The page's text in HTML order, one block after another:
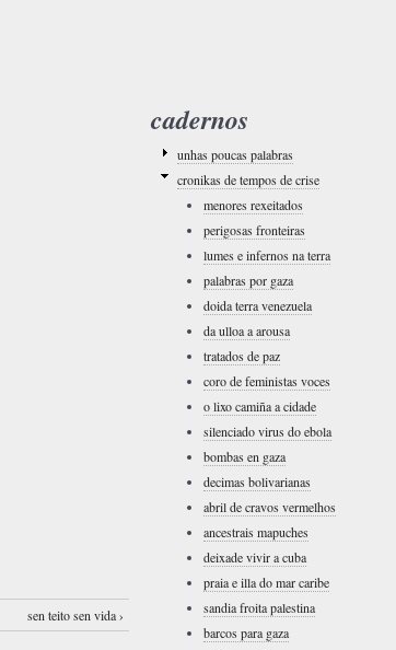
sen teito sen vida ›
cadernos
unhas poucas palabras
cronikas de tempos de crise
menores rexeitados
perigosas fronteiras
lumes e infernos na terra
palabras por gaza
doida terra venezuela
da ulloa a arousa
tratados de paz
coro de feministas voces
o lixo camiña a cidade
silenciado virus do ebola
bombas en gaza
decimas bolivarianas
abril de cravos vermelhos
ancestrais mapuches
deixade vivir a cuba
praia e illa do mar caribe
sandia froita palestina
barcos para gaza